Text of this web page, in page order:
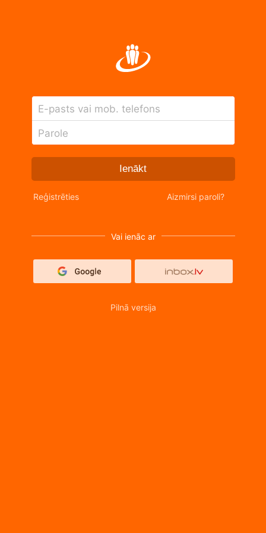
E-pasts vai mob. telefons
Parole
Ienākt
Reģistrēties Aizmirsi paroli?
Vai ienāc ar
Pilnā versija